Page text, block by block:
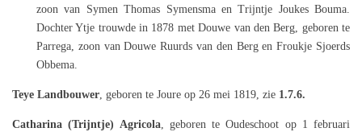
zoon van Symen Thomas Symensma en Trijntje Joukes Bouma.
Dochter Ytje trouwde in 1878 met Douwe van den Berg, geboren te
Parrega, zoon van Douwe Ruurds van den Berg en Froukje Sjoerds
Obbema.
Teye Landbouwer, geboren te Joure op 26 mei 1819, zie 1.7.6.
Catharina (Trijntje) Agricola, geboren te Oudeschoot op 1 februari